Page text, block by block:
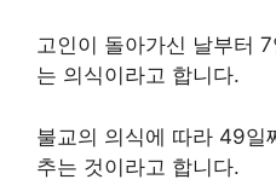
고인이 돌아가신 날부터
는 의식이라고 합니다.
불교의 의식에 따라 49일
추는 것이라고 합니다.